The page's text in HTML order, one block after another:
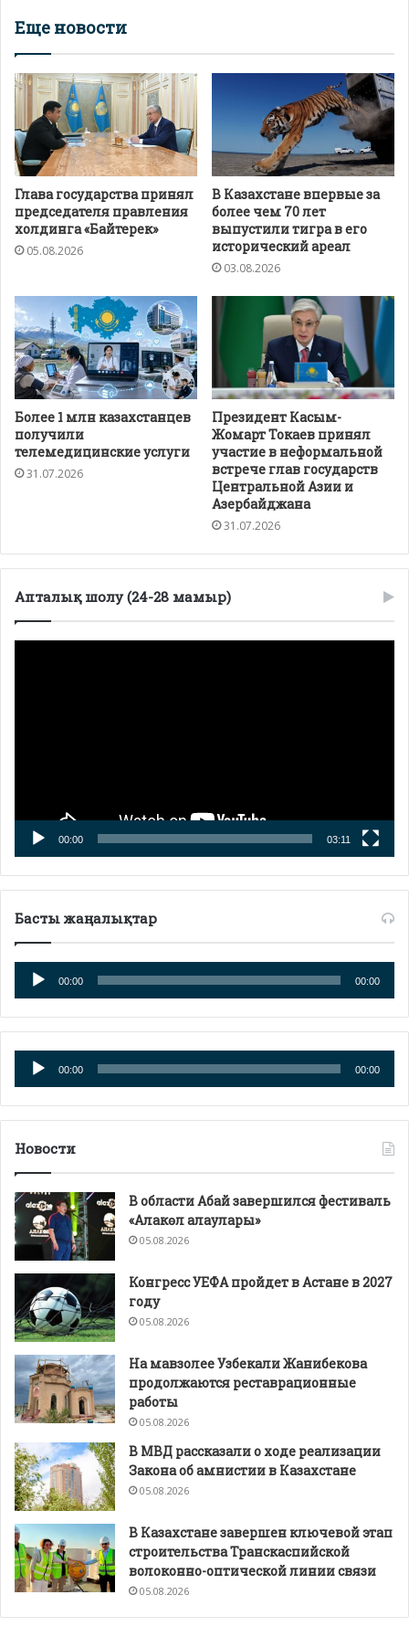
Еще новости
Глава государства принял
председателя правления
холдинга «Байтерек»
05.08.2026
В Казахстане впервые за
более чем 70 лет
выпустили тигра в его
исторический ареал
03.08.2026
Более 1 млн казахстанцев
получили
телемедицинские услуги
31.07.2026
Президент Касым-
Жомарт Токаев принял
участие в неформальной
встрече глав государств
Центральной Азии и
Азербайджана
31.07.2026
Апталық шолу (24-28 мамыр)
00:00 03:11
Басты жаңалықтар
Аудиоплеер
00:00 00:00
Аудиоплеер
00:00 00:00
Новости
В области Абай завершился фестиваль
«Алакөл алаулары»
05.08.2026
Конгресс УЕФА пройдет в Астане в 2027
году
05.08.2026
На мавзолее Узбекали Жанибекова
продолжаются реставрационные
работы
05.08.2026
В МВД рассказали о ходе реализации
Закона об амнистии в Казахстане
05.08.2026
В Казахстане завершен ключевой этап
строительства Транскаспийской
волоконно-оптической линии связи
05.08.2026